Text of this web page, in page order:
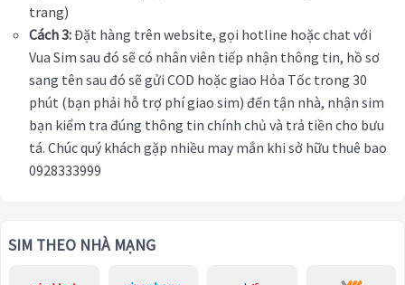
trang)
Cách 3:Đặt hàng trên website, gọi hotline hoặc chat với
Vua Sim sau đó sẽ có nhân viên tiếp nhận thông tin, hồ sơ
sang tên sau đó sẽ gửi COD hoặc giao Hỏa Tốc trong 30
phút (bạn phải hỗ trợ phí giao sim) đến tận nhà, nhận sim
bạn kiểm tra đúng thông tin chính chủ và trả tiền cho bưu
tá. Chúc quý khách gặp nhiều may mắn khi sở hữu thuê bao
0928333999
SIM THEO NHÀ MẠNG